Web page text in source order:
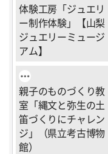
体験工房「ジュエリ
ー制作体験」【山梨
ジュエリーミュージ
アム】
親子のものづくり教
室「縄文と弥生の土
笛づくりにチャレン
ジ」（県立考古博物
館）